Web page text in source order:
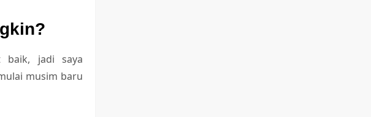
baik, jadi saya
musim baru